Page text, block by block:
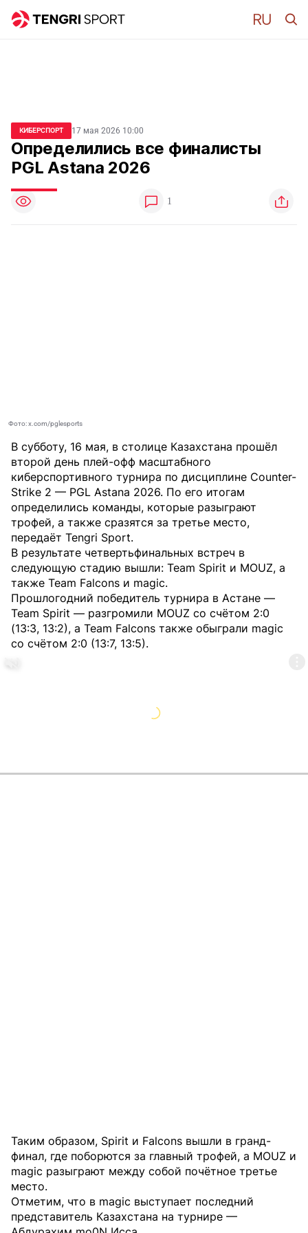
КИБЕРСПОРТ 17 мая 2026 10:00
Определились все финалисты
PGL Astana 2026
1
Фото: x.com/pglesports
В субботу, 16 мая, в столице Казахстана прошёл
второй день плей-офф масштабного
киберспортивного турнира по дисциплине Counter-
Strike 2 — PGL Astana 2026. По его итогам
определились команды, которые разыграют
трофей, а также сразятся за третье место,
передаёт Tengri Sport.
В результате четвертьфинальных встреч в
следующую стадию вышли: Team Spirit и MOUZ, а
также Team Falcons и magic.
Прошлогодний победитель турнира в Астане —
Team Spirit — разгромили MOUZ со счётом 2:0
(13:3, 13:2), а Team Falcons также обыграли magic
со счётом 2:0 (13:7, 13:5).
Таким образом, Spirit и Falcons вышли в гранд-
финал, где поборются за главный трофей, а MOUZ и
magic разыграют между собой почётное третье
место.
Отметим, что в magic выступает последний
представитель Казахстана на турнире —